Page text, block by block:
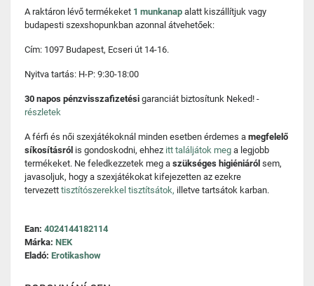
A raktáron lévő termékeket 1 munkanap alatt kiszállítjuk vagy
budapesti szexshopunkban azonnal átvehetőek:
Cím: 1097 Budapest, Ecseri út 14-16.
Nyitva tartás: H-P: 9:30-18:00
30 napos pénzvisszafizetési garanciát biztosítunk Neked! -
részletek
A férfi és női szexjátékoknál minden esetben érdemes a megfelelő
síkosításról is gondoskodni, ehhez itt találjátok meg a legjobb
termékeket. Ne feledkezzetek meg a szükséges higiéniáról sem,
javasoljuk, hogy a szexjátékokat kifejezetten az ezekre
tervezett tisztítószerekkel tisztítsátok, illetve tartsátok karban.
Ean: 4024144182114
Márka: NEK
Eladó: Erotikashow